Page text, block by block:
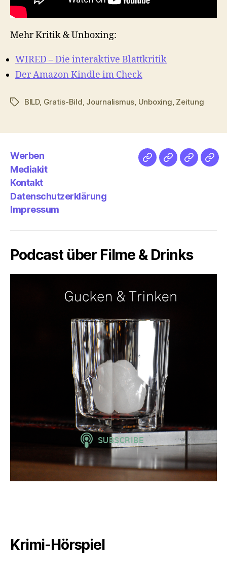
Mehr Kritik & Unboxing:
WIRED – Die interaktive Blattkritik
Der Amazon Kindle im Check
Schlagwörter
BILD, Gratis-Bild Journalismus Unboxing Zeitung
Werben
Mediakit
Kontakt
Datenschutzerklärung
Impressum
NetzMedien
Podcast über Filme & Drinks
Krimi-Hörspiel